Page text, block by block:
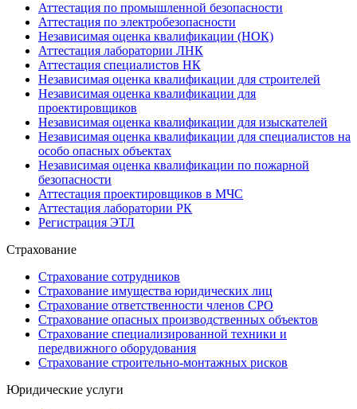
Аттестация по промышленной безопасности
Аттестация по электробезопасности
Независимая оценка квалификации (НОК)
Аттестация лаборатории ЛНК
Аттестация специалистов НК
Независимая оценка квалификации для строителей
Независимая оценка квалификации для
проектировщиков
Независимая оценка квалификации для изыскателей
Независимая оценка квалификации для специалистов на
особо опасных объектах
Независимая оценка квалификации по пожарной
безопасности
Аттестация проектировщиков в МЧС
Аттестация лаборатории РК
Регистрация ЭТЛ
Страхование
Страхование сотрудников
Страхование имущества юридических лиц
Страхование ответственности членов СРО
Страхование опасных производственных объектов
Страхование специализированной техники и
передвижного оборудования
Страхование строительно-монтажных рисков
Юридические услуги